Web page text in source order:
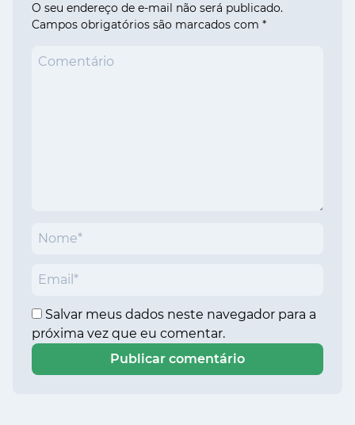
O seu endereço de e-mail não será publicado.
Campos obrigatórios são marcados com *
Salvar meus dados neste navegador para a
próxima vez que eu comentar.